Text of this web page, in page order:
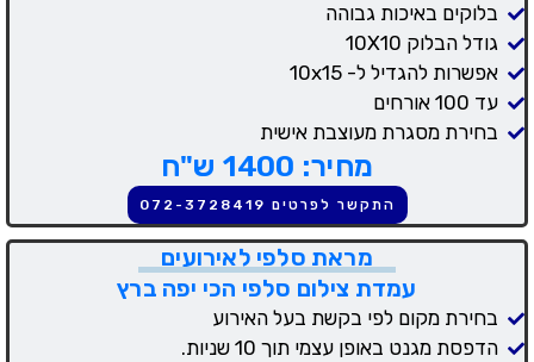
בלוקים באיכות גבוהה
גודל הבלוק 10X10
אפשרות להגדיל ל- 10x15
עד 100 אורחים
בחירת מסגרת מעוצבת אישית
מחיר: 1400 ש"ח
התקשר לפרטים 072-3728419
מראת סלפי לאירועים
עמדת צילום סלפי הכי יפה ברץ
בחירת מקום לפי בקשת בעל האירוע
הדפסת מגנט באופן עצמי תוך 10 שניות.